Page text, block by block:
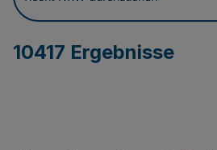
Recht NRW durchsuchen
10417 Ergebnisse